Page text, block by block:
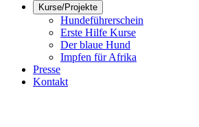
Kurse/Projekte
Hundeführerschein
Erste Hilfe Kurse
Der blaue Hund
Impfen für Afrika
Presse
Kontakt